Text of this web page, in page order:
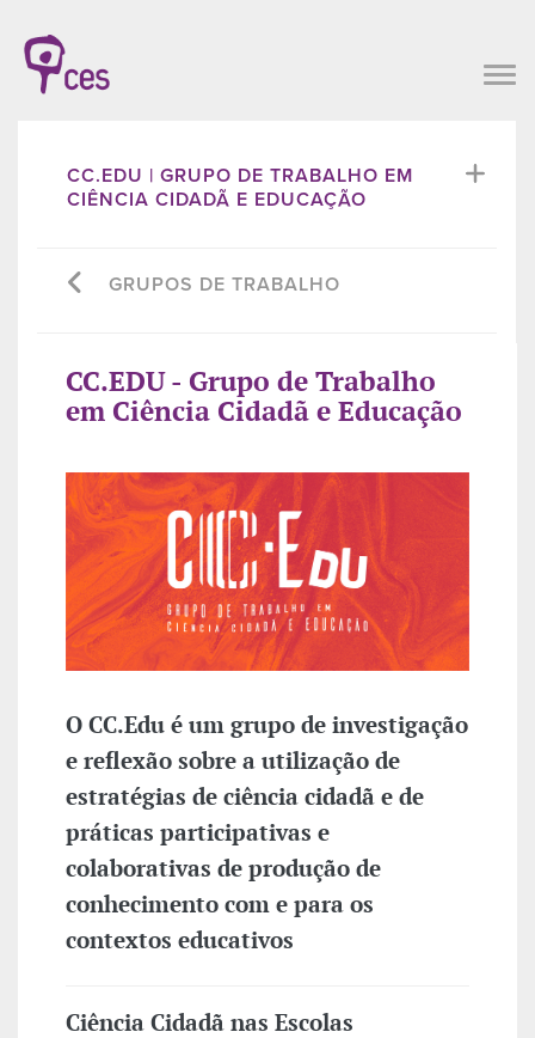
CC.EDU | GRUPO DE TRABALHO EM
CIÊNCIA CIDADÃ E EDUCAÇÃO
GRUPOS DE TRABALHO
CC.EDU - Grupo de Trabalho
em Ciência Cidadã e Educação
O CC.Edu é um grupo de investigação
e reflexão sobre a utilização de
estratégias de ciência cidadã e de
práticas participativas e
colaborativas de produção de
conhecimento com e para os
contextos educativos
Ciência Cidadã nas Escolas